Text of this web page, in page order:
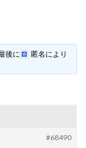
後に 匿名 により
#68490